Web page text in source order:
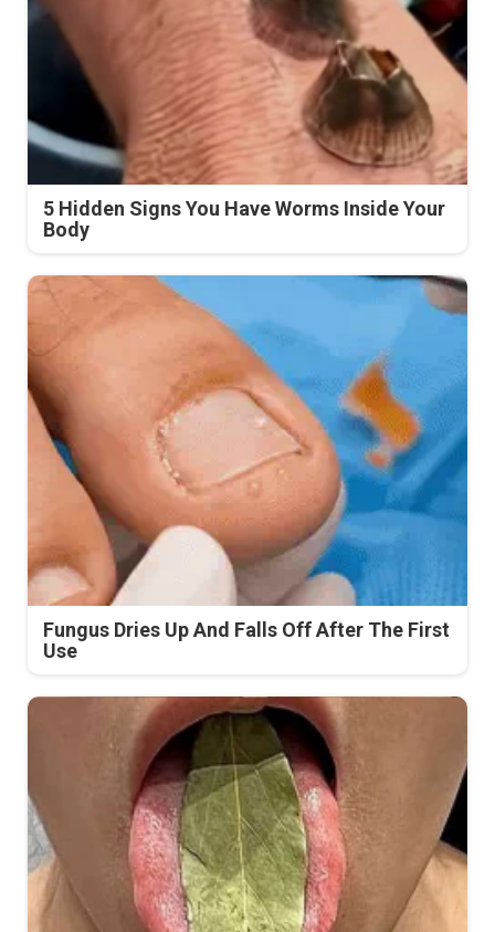
5 Hidden Signs You Have Worms Inside Your
Body
Fungus Dries Up And Falls Off After The First
Use